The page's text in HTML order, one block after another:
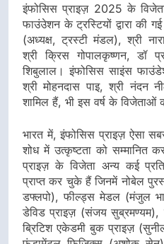
इंफोसिस प्राइज़ 2025 के
फाउंउेशन के ट्रस्टियों द्वारा की
(अध्यक्ष, ट्रस्टी मंडल), श्री
श्री क्रिस गोपालकृष्णन, डॉ
शिबुलाल। इंफोसिस साइंस
श्री मोहनदास पाइ, श्री नंदन
शामिल हैं, भी इस वर्ष के विजेताओं
भारत में, इंफोसिस प्राइज़ ऐसा
शोध में उत्कृष्टता को सम्मानित
प्राइज़ के विजेता अन्य कई
प्राप्त कर चुके हैं जिनमें नोबेल
डफ्लपो), फील्ड्स मेडल (मंजुल
डेविड प्राइज़ (संजय सुब्रमण्यम),
ब्रिटिश एकेडमी बुक प्राइज़